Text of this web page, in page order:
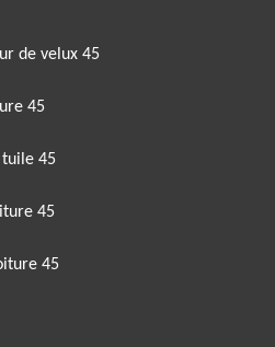
de velux 45
45
tuile 45
45
45